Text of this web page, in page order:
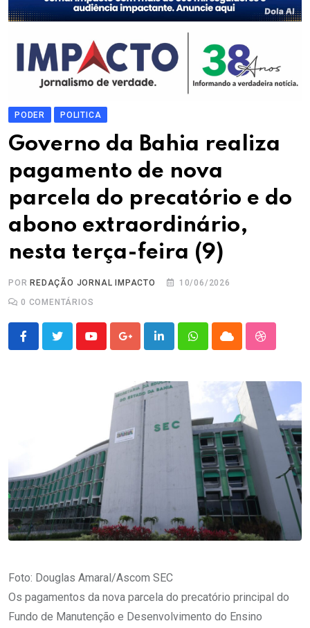
PODER POLITICA
Governo da Bahia realiza
pagamento de nova
parcela do precatório e do
abono extraordinário,
nesta terça-feira (9)
POR REDAÇÃO JORNAL IMPACTO
10/06/2026
0 COMENTÁRIOS
YoutubeGoogle+LinkedInWhatsappCloud
Foto: Douglas Amaral/Ascom SEC
Os pagamentos da nova parcela do precatório principal do
Fundo de Manutenção e Desenvolvimento do Ensino